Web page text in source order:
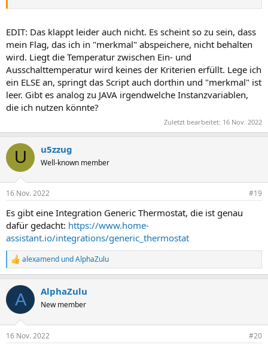
EDIT: Das klappt leider auch nicht. Es scheint so zu sein, dass
mein Flag, das ich in "merkmal" abspeichere, nicht behalten
wird. Liegt die Temperatur zwischen Ein- und
Ausschalttemperatur wird keines der Kriterien erfüllt. Lege ich
ein ELSE an, springt das Script auch dorthin und "merkmal" ist
leer. Gibt es analog zu JAVA irgendwelche Instanzvariablen,
die ich nutzen könnte?
Zuletzt bearbeitet: 16 Nov. 2022
U u5zzug
Well-known member
16 Nov. 2022 #19
Es gibt eine Integration Generic Thermostat, die ist genau
dafür gedacht: https://www.home-
assistant.io/integrations/generic_thermostat
R
e
k
i
e
alexamend undAlphaZulu
A AlphaZulu
New member
16 Nov. 2022 #20